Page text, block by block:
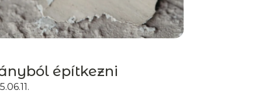
építkezni